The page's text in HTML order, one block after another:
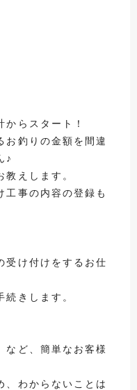
からスタート！
お釣りの金額を間違
♪
えします。
工事の内容の登録も
受け付けをするお仕
きします。
など、簡単なお客様
、わからないことは